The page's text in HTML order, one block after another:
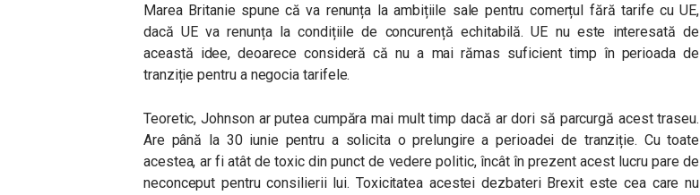
Marea Britanie spune că va renunța la ambițiile sale pentru comerțul fără tarife cu UE,
dacă UE va renunța la condițiile de concurență echitabilă. UE nu este interesată de
această idee, deoarece consideră că nu a mai rămas suficient timp în perioada de
tranziție pentru a negocia tarifele.
Teoretic, Johnson ar putea cumpăra mai mult timp dacă ar dori să parcurgă acest traseu.
Are până la 30 iunie pentru a solicita o prelungire a perioadei de tranziție. Cu toate
acestea, ar fi atât de toxic din punct de vedere politic, încât în ​​prezent acest lucru pare de
neconceput pentru consilierii lui. Toxicitatea acestei dezbateri Brexit este cea care nu